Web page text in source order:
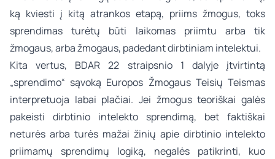
ką kviesti į kitą atrankos etapą, priims žmogus, toks
sprendimas turėtų būti laikomas priimtu arba tik
žmogaus, arba žmogaus, padedant dirbtiniam intelektui.
Kita vertus, BDAR 22 straipsnio 1 dalyje įtvirtintą
„sprendimo“ sąvoką Europos Žmogaus Teisių Teismas
interpretuoja labai plačiai. Jei žmogus teoriškai galės
pakeisti dirbtinio intelekto sprendimą, bet faktiškai
neturės arba turės mažai žinių apie dirbtinio intelekto
priimamų sprendimų logiką, negalės patikrinti, kuo